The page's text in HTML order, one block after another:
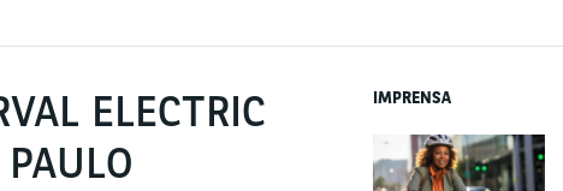
ELECTRIC
IMPRENSA